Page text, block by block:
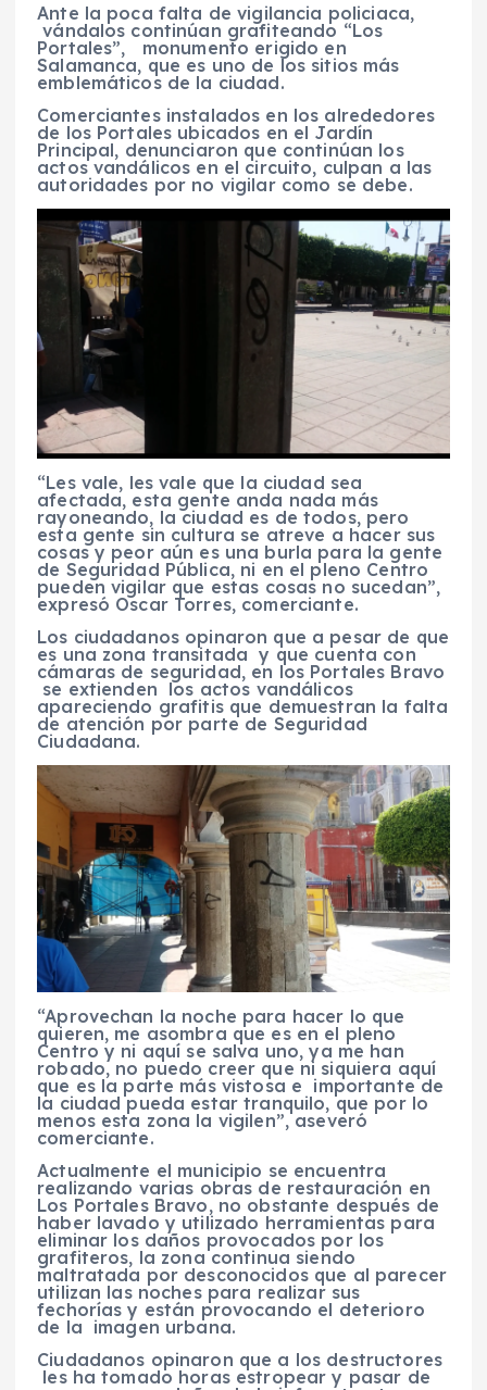
Ante la poca falta de vigilancia policiaca,
vándalos continúan grafiteando “Los
Portales”, monumento erigido en
Salamanca, que es uno de los sitios más
emblemáticos de la ciudad.
Comerciantes instalados en los alrededores
de los Portales ubicados en el Jardín
Principal, denunciaron que continúan los
actos vandálicos en el circuito, culpan a las
autoridades por no vigilar como se debe.
“Les vale, les vale que la ciudad sea
afectada, esta gente anda nada más
rayoneando, la ciudad es de todos, pero
esta gente sin cultura se atreve a hacer sus
cosas y peor aún es una burla para la gente
de Seguridad Pública, ni en el pleno Centro
pueden vigilar que estas cosas no sucedan”,
expresó Oscar Torres, comerciante.
Los ciudadanos opinaron que a pesar de que
es una zona transitada y que cuenta con
cámaras de seguridad, en los Portales Bravo
se extienden los actos vandálicos
apareciendo grafitis que demuestran la falta
de atención por parte de Seguridad
Ciudadana.
“Aprovechan la noche para hacer lo que
quieren, me asombra que es en el pleno
Centro y ni aquí se salva uno, ya me han
robado, no puedo creer que ni siquiera aquí
que es la parte más vistosa e importante de
la ciudad pueda estar tranquilo, que por lo
menos esta zona la vigilen”, aseveró
comerciante.
Actualmente el municipio se encuentra
realizando varias obras de restauración en
Los Portales Bravo, no obstante después de
haber lavado y utilizado herramientas para
eliminar los daños provocados por los
grafiteros, la zona continua siendo
maltratada por desconocidos que al parecer
utilizan las noches para realizar sus
fechorías y están provocando el deterioro
de la imagen urbana.
Ciudadanos opinaron que a los destructores
les ha tomado horas estropear y pasar de